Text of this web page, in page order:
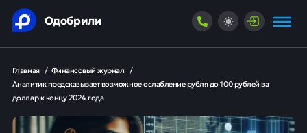
Одобрили
Главная / Финансовый журнал /
Аналитик предсказывает возможное ослабление рубля до 100 рублей за
доллар к концу 2024 года